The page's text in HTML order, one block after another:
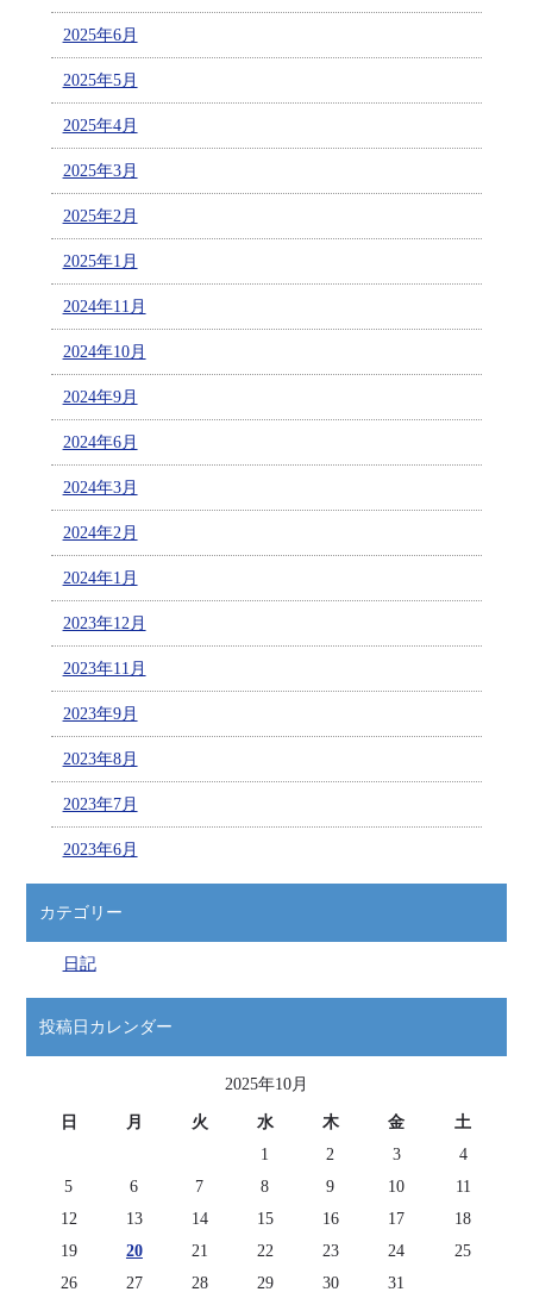
2025年6月
2025年5月
2025年4月
2025年3月
2025年2月
2025年1月
2024年11月
2024年10月
2024年9月
2024年6月
2024年3月
2024年2月
2024年1月
2023年12月
2023年11月
2023年9月
2023年8月
2023年7月
2023年6月
カテゴリー
日記
投稿日カレンダー
2025年10月
日 月 火 水 木 金
土
1
2 3
4
5
6 7 8 9 10
11
12
13 14 15 16 17
18
19
20 21 22 23 24
25
26
27 28 29 30 31